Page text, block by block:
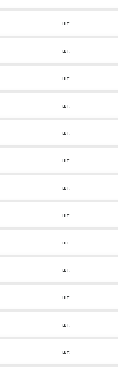
шт.
шт.
шт.
шт.
шт.
шт.
шт.
шт.
шт.
шт.
шт.
шт.
шт.